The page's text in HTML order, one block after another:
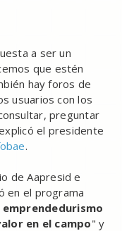
a ser un
que estén
hay foros de
usuarios con los
preguntar
el presidente
.
de Aapresid e
en el programa
emprendedurismo
en el campo" y